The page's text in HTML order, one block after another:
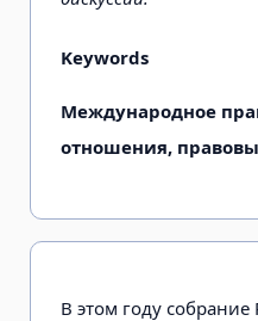
Keywords
Международное
отношения,
В этом году